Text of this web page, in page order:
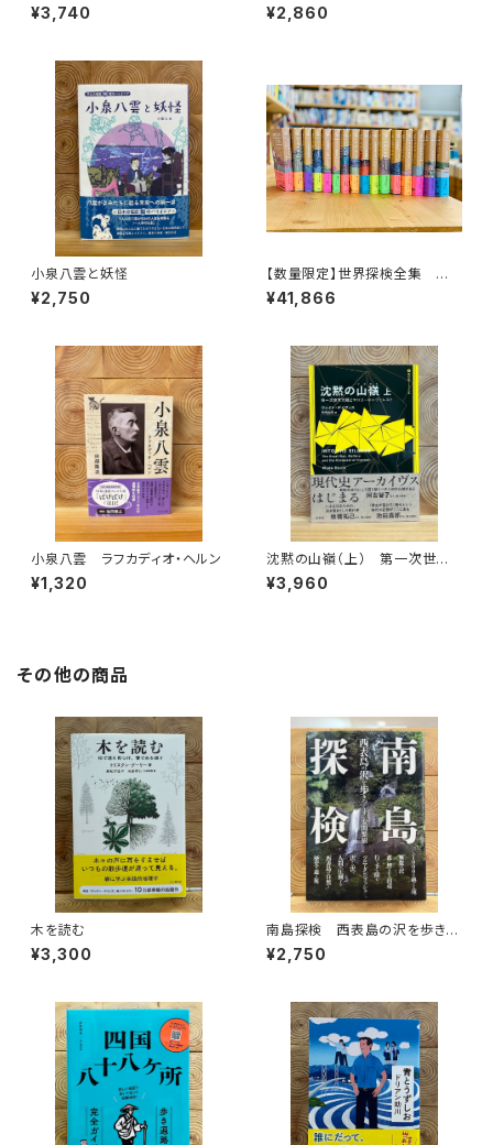
リティ・ヒストリー
¥3,740 地
¥2,860
小泉八雲と妖怪
¥2,750
【数量限定】世界探検全集 全1
6巻＋全巻購入特典「第17巻（非
売品）」【当店限定】
¥41,866
小泉八雲 ラフカディオ・ヘルン
¥1,320
沈黙の山嶺（上） 第一次世界
大戦とマロリーのエヴェレスト
¥3,960
その他の商品
木を読む
¥3,300
南島探検 西表島の沢を歩きつ
くす
¥2,750